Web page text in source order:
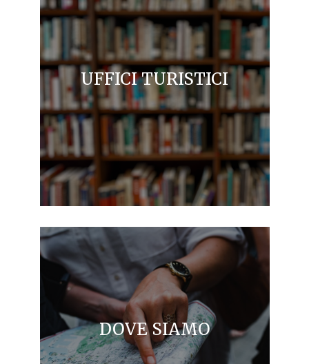
UFFICI TURISTICI
DOVE SIAMO